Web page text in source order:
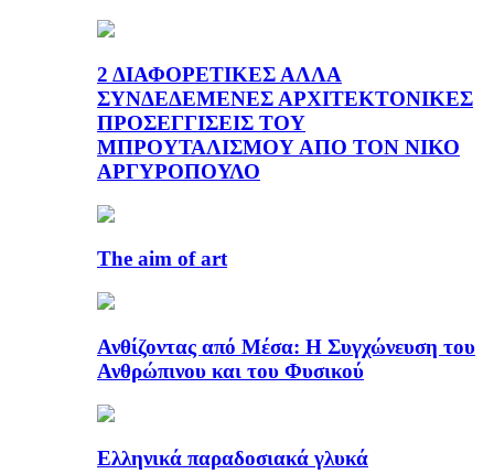
2 ΔΙΑΦΟΡΕΤΙΚΕΣ ΑΛΛΑ
ΣΥΝΔΕΔΕΜΕΝΕΣ ΑΡΧΙΤΕΚΤΟΝΙΚΕΣ
ΠΡΟΣΕΓΓΙΣΕΙΣ ΤΟΥ
ΜΠΡΟΥΤΑΛΙΣΜΟΥ ΑΠΟ ΤΟΝ ΝΙΚΟ
ΑΡΓΥΡΟΠΟΥΛΟ
The aim of art
Ανθίζοντας από Μέσα: Η Συγχώνευση του
Ανθρώπινου και του Φυσικού
Ελληνικά παραδοσιακά γλυκά